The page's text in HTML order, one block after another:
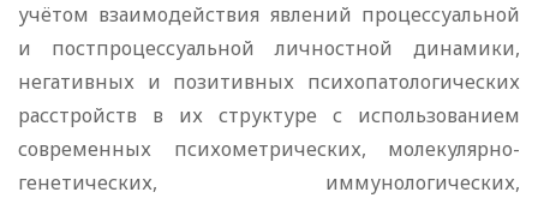
учётом взаимодействия явлений процессуальной
и постпроцессуальной личностной динамики,
негативных и позитивных психопатологических
расстройств в их структуре с использованием
современных психометрических, молекулярно-
генетических, иммунологических,